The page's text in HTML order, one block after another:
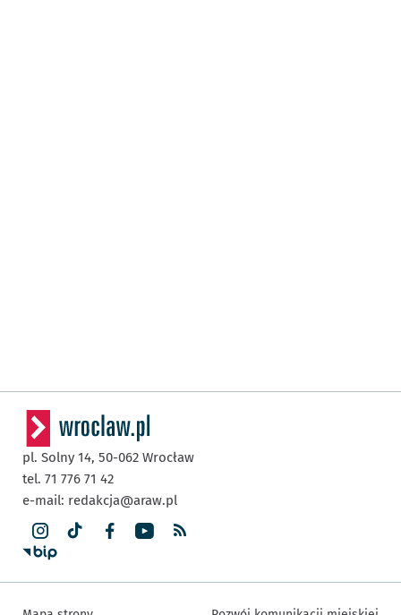
pl. Solny 14, 50-062 Wrocław
tel. 71 776 71 42
e-mail: redakcja@araw.pl